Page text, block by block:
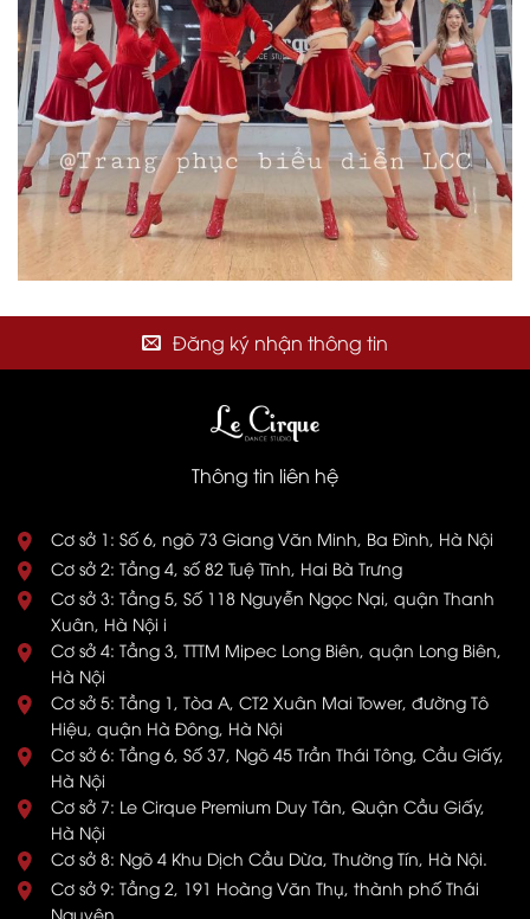
Đăng ký nhận thông tin
Thông tin liên hệ
Cơ sở 1: Số 6, ngõ 73 Giang Văn Minh, Ba Đình, Hà Nội
Cơ sở 2: Tầng 4, số 82 Tuệ Tĩnh, Hai Bà Trưng
Cơ sở 3: Tầng 5, Số 118 Nguyễn Ngọc Nại, quận Thanh
Xuân, Hà Nội i
Cơ sở 4: Tầng 3, TTTM Mipec Long Biên, quận Long Biên,
Hà Nội
Cơ sở 5: Tầng 1, Tòa A, CT2 Xuân Mai Tower, đường Tô
Hiệu, quận Hà Đông, Hà Nội
Cơ sở 6: Tầng 6, Số 37, Ngõ 45 Trần Thái Tông, Cầu Giấy,
Hà Nội
Cơ sở 7: Le Cirque Premium Duy Tân, Quận Cầu Giấy,
Hà Nội
Cơ sở 8: Ngõ 4 Khu Dịch Cầu Dừa, Thường Tín, Hà Nội.
Cơ sở 9: Tầng 2, 191 Hoàng Văn Thụ, thành phố Thái
Nguyên